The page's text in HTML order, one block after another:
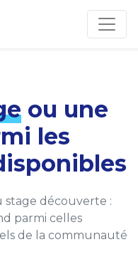
ou une
les
découverte :
parmi celles
de la communauté